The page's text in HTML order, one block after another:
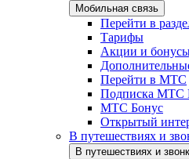
Мобильная связь
Перейти в
Тарифы
Акции и
Перейти в МТС
Подписка МТС
МТС Бонус
Открытый
В путешествиях и
В путешествиях и